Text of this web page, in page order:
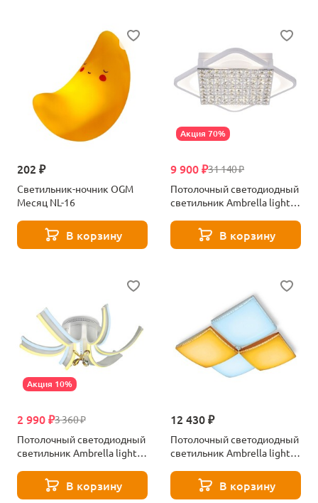
202 ₽
Светильник-ночник OGM
Месяц NL-16
В корзину
Акция 70%
31 140 ₽
9 900 ₽
Потолочный светодиодный
светильник Ambrella light
В корзину
Акция 10%
3 360 ₽
2 990 ₽
Потолочный светодиодный
светильник Ambrella light
В корзину
12 430 ₽
Потолочный светодиодный
светильник Ambrella light
В корзину